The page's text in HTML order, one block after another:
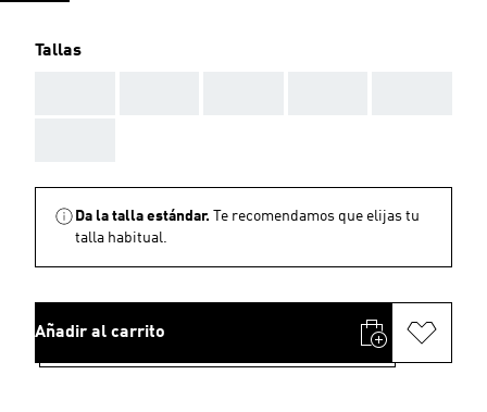
Tallas
Da la talla estándar.
Te recomendamos que elijas tu
talla habitual.
Añadir al carrito